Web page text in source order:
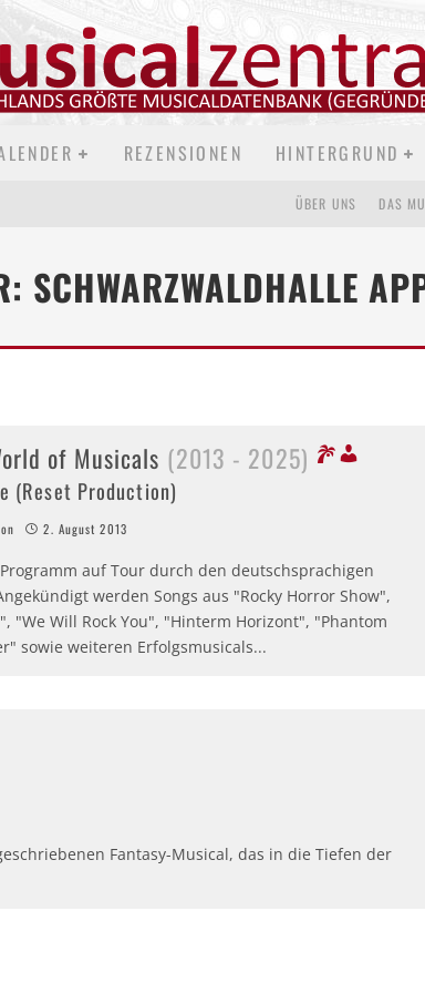
REZENSIONEN HINTERGRUND
ÜBER UNS DAS
SCHWARZWALDHALLE
of Musicals (2013 - 2025)
(Reset Production)
2. August 2013
auf Tour durch den deutschsprachigen
werden Songs aus "Rocky Horror Show",
"We Will Rock You", "Hinterm Horizont", "Phantom
sowie weiteren Erfolgsmusicals...
Fantasy-Musical, das in die Tiefen der